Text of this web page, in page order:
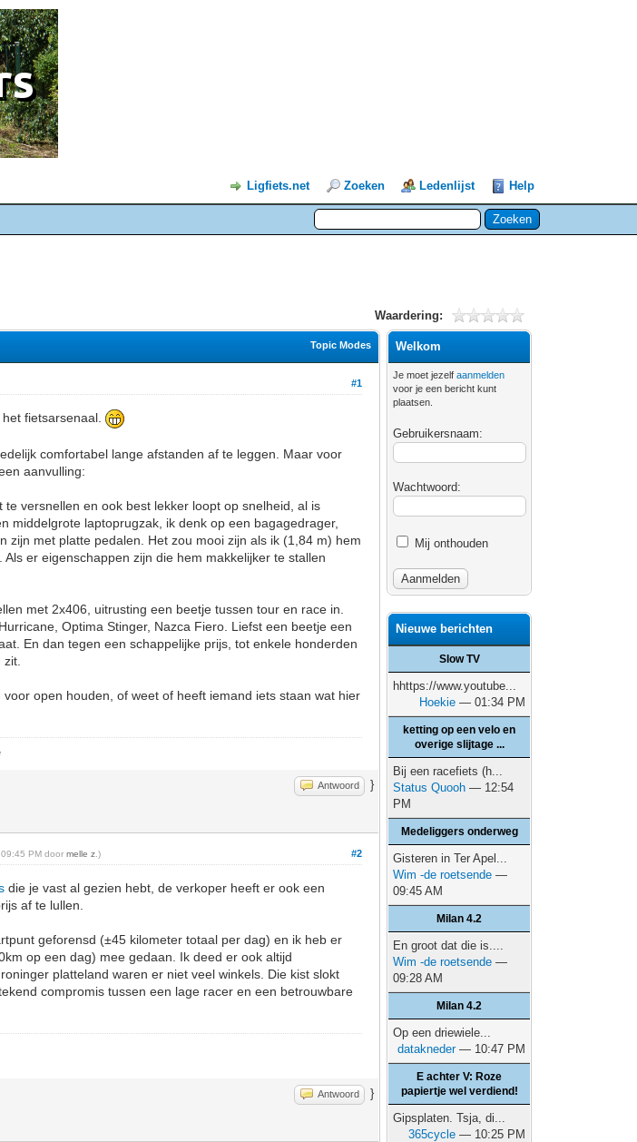
Ligfiets.net Zoeken Ledenlijst Help
Waardering:
Topic Modes
#1
het fietsarsenaal.
comfortabel lange afstanden af te leggen. Maar voor
aanvulling:
versnellen en ook best lekker loopt op snelheid, al is
middelgrote laptoprugzak, ik denk op een bagagedrager,
zijn met platte pedalen. Het zou mooi zijn als ik (1,84 m) hem
er eigenschappen zijn die hem makkelijker te stallen
met 2x406, uitrusting een beetje tussen tour en race in.
Optima Stinger, Nazca Fiero. Liefst een beetje een
En dan tegen een schappelijke prijs, tot enkele honderden
open houden, of weet of heeft iemand iets staan wat hier
Antwoord }
#2
09:45 PM doormelle z .)
die je vast al gezien hebt, de verkoper heeft er ook een
af te lullen.
geforensd (±45 kilometer totaal per dag) en ik heb er
op een dag) mee gedaan. Ik deed er ook altijd
platteland waren er niet veel winkels. Die kist slokt
compromis tussen een lage racer en een betrouwbare
Antwoord }
Welkom
Je moet jezelfaanmelden
voor je een bericht kunt
plaatsen.
Gebruikersnaam:
Wachtwoord:
Mij onthouden
Nieuwe berichten
Slow TV
hhttps://www.youtube...
Hoekie — 01:34 PM
ketting op een velo en
overige slijtage ...
Bij een racefiets (h...
Status Quooh — 12:54
PM
Medeliggers onderweg
Gisteren in Ter Apel...
Wim -de roetsende —
09:45 AM
Milan 4.2
En groot dat die is....
Wim -de roetsende —
09:28 AM
Milan 4.2
Op een driewiele...
datakneder— 10:47 PM
E achter V: Roze
papiertje wel verdiend!
Gipsplaten. Tsja, di...
365cycle — 10:25 PM